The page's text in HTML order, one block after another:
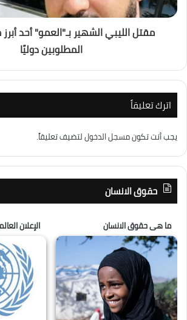
مقتل الليبي الشهير بـ"العمو" أحد
المطلوبين دوليًا
اترك تعليقاً
يجب أنت تكونمسجل الدخوللتضيف تعليقاً.
حقوق الانسان
ما هى حقوق الانسان الإعلان